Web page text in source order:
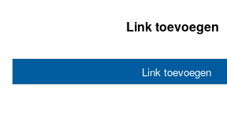
Link toevoegen
Link toevoegen